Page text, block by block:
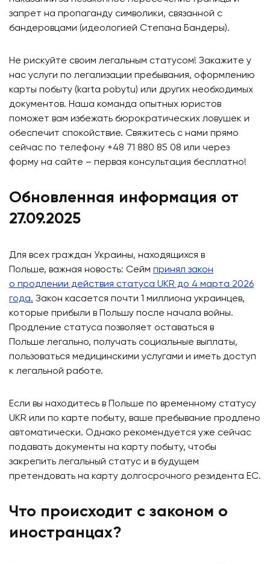
запрет на пропаганду символики, связанной с
бандеровцами (идеологией Степана Бандеры).
Не рискуйте своим легальным статусом! Закажите у
нас услуги по легализации пребывания, оформлению
карты побыту (karta pobytu) или других необходимых
документов. Наша команда опытных юристов
поможет вам избежать бюрократических ловушек и
обеспечит спокойствие. Свяжитесь с нами прямо
сейчас по телефону +48 71 880 85 08 или через
форму на сайте – первая консультация бесплатно!
Обновленная информация от
27.09.2025
Для всех граждан Украины, находящихся в
Польше, важная новость: Сейм принял закон
о продлении действия статуса UKR до 4 марта 2026
года. Закон касается почти 1 миллиона украинцев,
которые прибыли в Польшу после начала войны.
Продление статуса позволяет оставаться в
Польше легально, получать социальные выплаты,
пользоваться медицинскими услугами и иметь доступ
к легальной работе.
Если вы находитесь в Польше по временному статусу
UKR или по карте побыту, ваше пребывание продлено
автоматически. Однако рекомендуется уже сейчас
подавать документы на карту побыту, чтобы
закрепить легальный статус и в будущем
претендовать на карту долгосрочного резидента ЕС.
Что происходит с законом о
иностранцах?